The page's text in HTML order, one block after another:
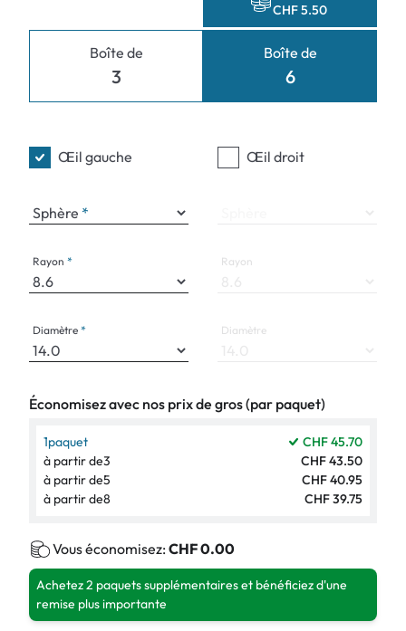
Boîte de
3
CHF 5.50
Boîte de
6
Œil gauche
Sphère
Rayon
Diamètre
Œil droit
Rayon
Diamètre
Économisez avec nos prix de gros (par paquet)
1paquet
CHF 45.70
à partir de3
CHF 43.50
à partir de5
CHF 40.95
à partir de8 CHF 39.75
Vous économisez: CHF 0.00
Achetez 2 paquets supplémentaires et bénéficiez d'une
remise plus importante